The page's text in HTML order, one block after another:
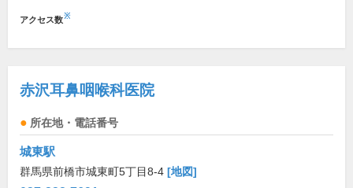
アクセス数※
赤沢耳鼻咽喉科医院
所在地・電話番号
城東駅
群馬県前橋市城東町5丁目8-4 [地図]